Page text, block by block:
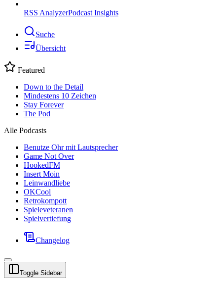
RSS AnalyzerPodcast Insights
Suche
Übersicht
Featured
Down to the Detail
Mindestens 10 Zeichen
Stay Forever
The Pod
Alle Podcasts
Benutze Ohr mit Lautsprecher
Game Not Over
HookedFM
Insert Moin
Leinwandliebe
OKCool
Retrokompott
Spieleveteranen
Spielvertiefung
Changelog
Toggle Sidebar